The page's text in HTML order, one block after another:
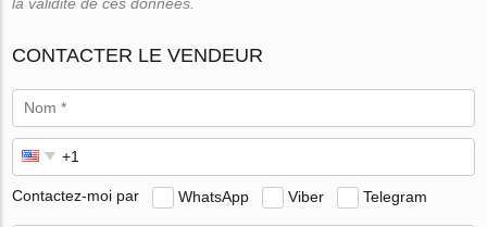
CONTACTER LE VENDEUR
Contactez-moi par WhatsApp Viber Telegram